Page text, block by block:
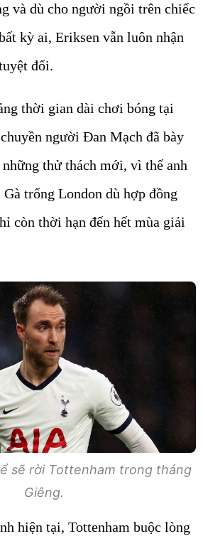
và dù cho người ngồi trên chiếc
kỳ ai, Eriksen vẫn luôn nhận
đối.
thời gian dài chơi bóng tại
người Đan Mạch đã bày
thử thách mới, vì thế anh
trống London dù hợp đồng
còn thời hạn đến hết mùa giải
sẽ rời Tottenham trong tháng
Giêng.
hiện tại, Tottenham buộc lòng